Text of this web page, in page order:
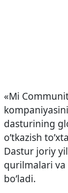
«Mi
dasturining
o’tkazish
Dastur joriy
qurilmalari
bo’ladi.